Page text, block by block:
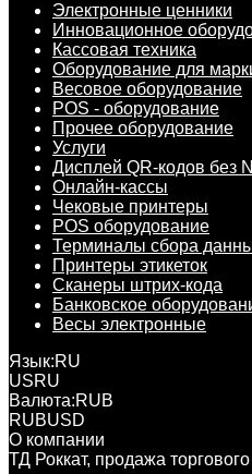
Электронные ценники
Инновационное
Кассовая техника
Оборудование для
Весовое оборудование
POS - оборудование
Прочее оборудование
Услуги
Дисплей QR-кодов без
Онлайн-кассы
Чековые принтеры
POS оборудование
Терминалы сбора
Принтеры этикеток
Сканеры штрих-кода
Банковское
Весы электронные
Язык:RU
USRU
Валюта:RUB
RUBUSD
О компании
ТД Роккат, продажа